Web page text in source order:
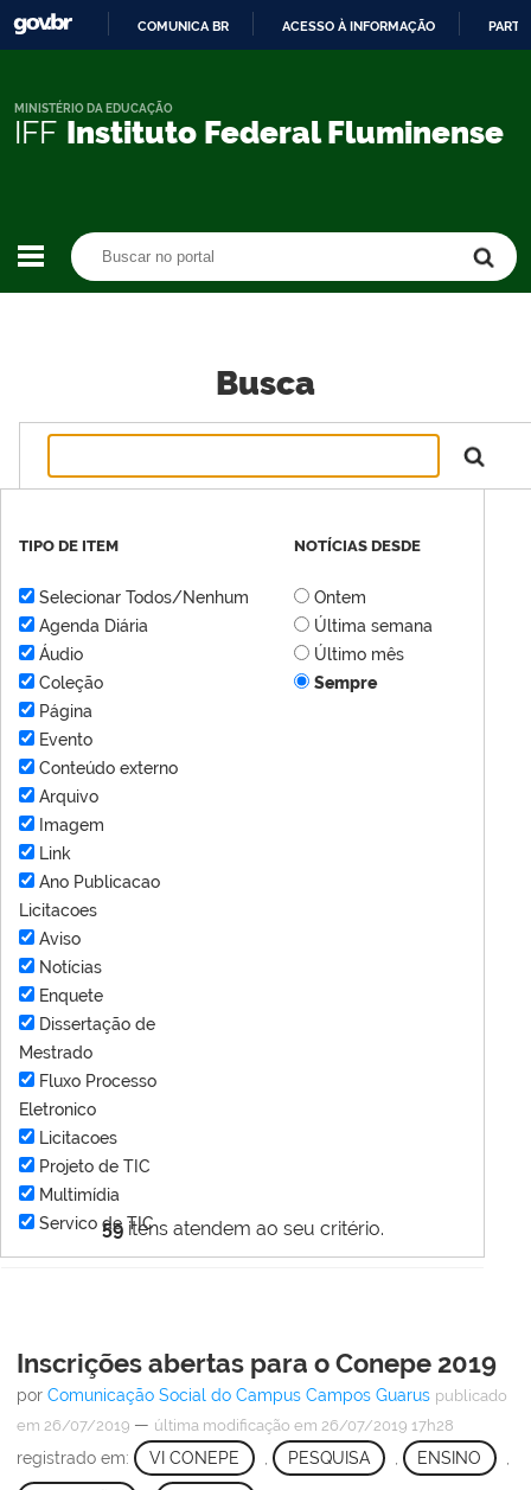
CONTEÚDO
COMUNICA BR ACESSO À INFORMAÇÃO
IFF Instituto Federal Fluminense
MINISTÉRIO DA EDUCAÇÃO
Busca
59itens atendem ao seu critério.
TIPO DE ITEM
Selecionar Todos/Nenhum
Agenda Diária
Áudio
Coleção
Página
Evento
Conteúdo externo
Arquivo
Imagem
Link
Ano Publicacao
Licitacoes
Aviso
Notícias
Enquete
Dissertação de
Mestrado
Fluxo Processo
Eletronico
Licitacoes
Projeto de TIC
Multimídia
Servico de TIC
NOTÍCIAS DESDE
Ontem
Última semana
Último mês
Sempre
Inscrições abertas para o Conepe 2019
por Comunicação Social do Campus Campos Guarus publicado
em 26/07/2019 — última modificação em 26/07/2019 17h28
registrado em: VI CONEPE PESQUISA ENSINO